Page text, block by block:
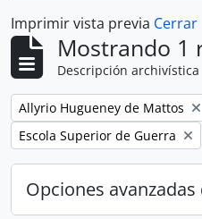
Imprimir vista previa Cerrar
Mostrando 1
Descripción archivística
Remove filter:
Allyrio Hugueney de Mattos
Remove filter:
Escola Superior de Guerra
Opciones